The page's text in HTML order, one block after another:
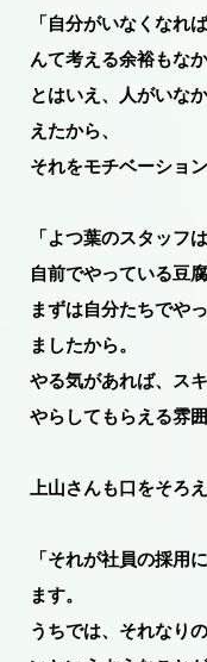
「自分がいなくなれ
んて考える余裕もなか
とはいえ、人がいな
えたから、
それをモチベーショ
「よつ葉のスタッフ
自前でやっている豆
まずは自分たちでや
ましたから。
やる気があれば、ス
やらしてもらえる雰
上山さんも口をそろえ
「それが社員の採用
ます。
うちでは、それなり